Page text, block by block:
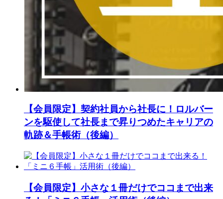
【会員限定】契約社員から社長に！ロルバー
ンを駆使して社長まで昇りつめたキャリアの
軌跡＆手帳術（後編）
【会員限定】小さな１冊だけでココまで出来